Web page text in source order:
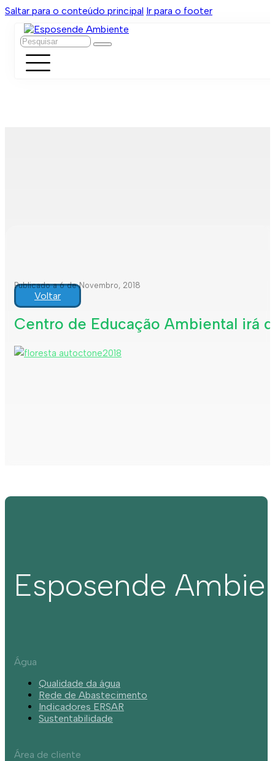
Saltar para o conteúdo principal Ir para o footer
Pesquisar
Publicado a 6 de Novembro, 2018
Voltar
Centro de Educação Ambiental irá
Esposende
Água
Qualidade da água
Rede de Abastecimento
Indicadores ERSAR
Sustentabilidade
Área de cliente